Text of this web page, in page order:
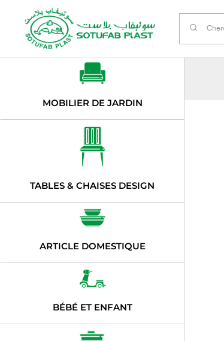
MOBILIER DE JARDIN
TABLES & CHAISES DESIGN
ARTICLE DOMESTIQUE
BÉBÉ ET ENFANT